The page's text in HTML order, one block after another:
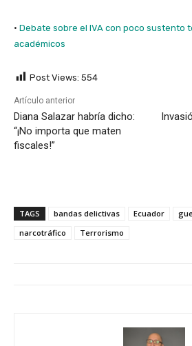
· Debate sobre el IVA con poco sustento
académicos
Post Views: 554
Artículo anterior
Diana Salazar habría dicho:
“¡No importa que maten
fiscales!”
TAGS bandas delictivas Ecuador
narcotráfico
Terrorismo